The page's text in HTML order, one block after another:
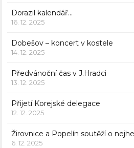
Dorazil kalendář…
16. 12. 2025
Dobešov – koncert v kostele
14. 12. 2025
Předvánoční čas v J.Hradci
13. 12. 2025
Přijetí Korejské delegace
12. 12. 2025
Žirovnice a Popelín soutěží o
6. 12. 2025